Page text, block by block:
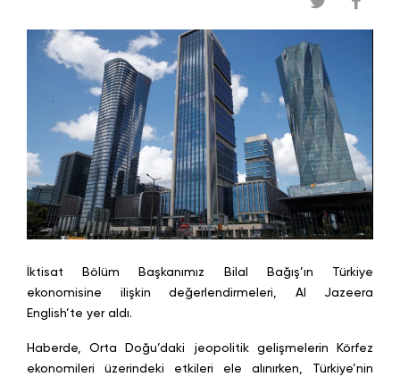
İktisat Bölüm Başkanımız Bilal Bağış’ın Türkiye
ekonomisine ilişkin değerlendirmeleri, Al Jazeera
English’te yer aldı.
Haberde, Orta Doğu’daki jeopolitik gelişmelerin Körfez
ekonomileri üzerindeki etkileri ele alınırken, Türkiye’nin